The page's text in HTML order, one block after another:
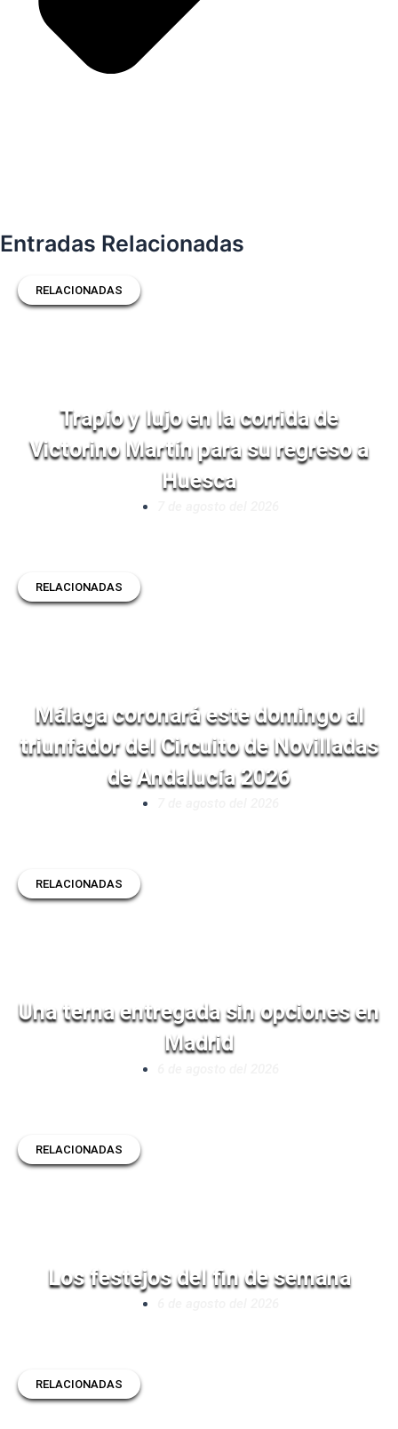
Entradas Relacionadas
RELACIONADAS
Trapío y lujo en la corrida de
Victorino Martín para su regreso a
Huesca
RELACIONADAS
Málaga coronará este domingo al
triunfador del Circuito de Novilladas
de Andalucía 2026
RELACIONADAS
Una terna entregada sin opciones en
Madrid
RELACIONADAS
Los festejos del fin de semana
RELACIONADAS